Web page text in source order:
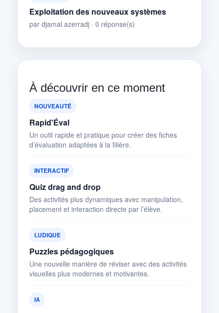
Exploitation des nouveaux systèmes
par djamal.azerradj · 0 réponse(s)
À découvrir en ce moment
NOUVEAUTÉ
Rapid'Éval
Un outil rapide et pratique pour créer des fiches
d’évaluation adaptées à la filière.
INTERACTIF
Quiz drag and drop
Des activités plus dynamiques avec manipulation,
placement et interaction directe par l’élève.
LUDIQUE
Puzzles pédagogiques
Une nouvelle manière de réviser avec des activités
visuelles plus modernes et motivantes.
IA